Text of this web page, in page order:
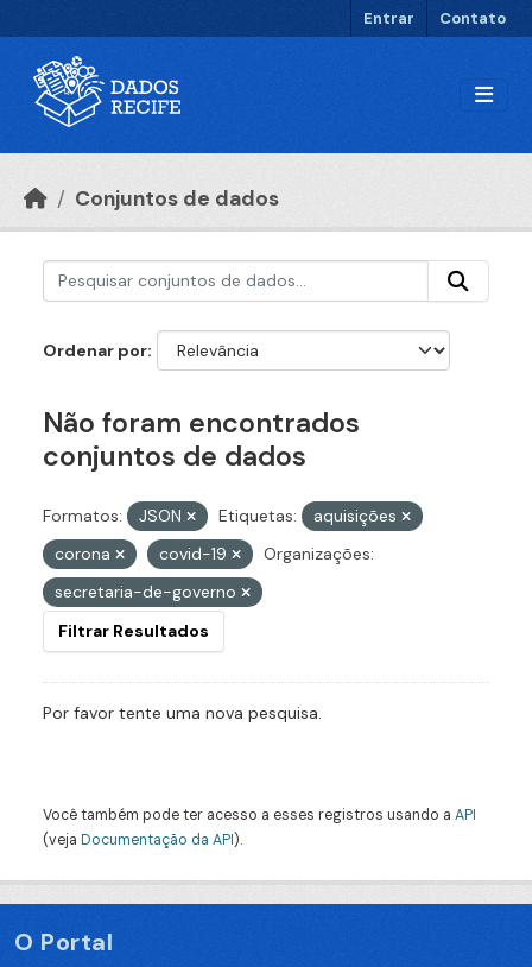
Entrar Contato
Conjuntos de dados
Ordenar por
Não foram encontrados
conjuntos de dados
Formatos: JSON Etiquetas:
aquisições
corona
covid-19
Organizações:
secretaria-de-governo
Filtrar Resultados
Por favor tente uma nova pesquisa.
Você também pode ter acesso a esses registros usando a API
(veja Documentação da API).
O Portal